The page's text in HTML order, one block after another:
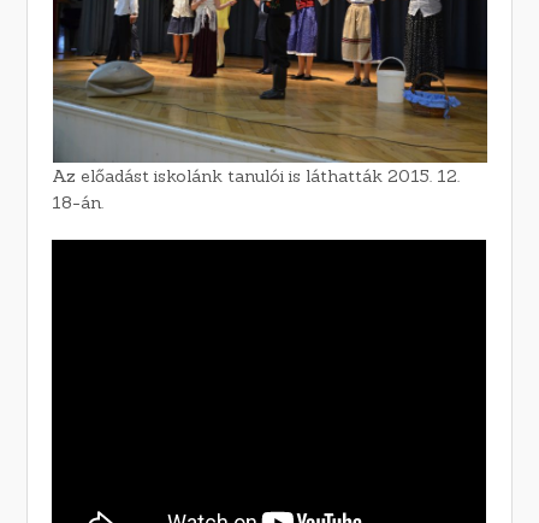
Az előadást iskolánk tanulói is láthatták 2015. 12.
18-án.